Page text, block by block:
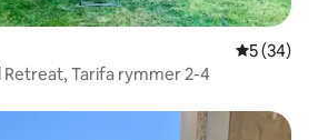
5 av 5 i
5 (34)
Retreat, Tarifa rymmer 2-4